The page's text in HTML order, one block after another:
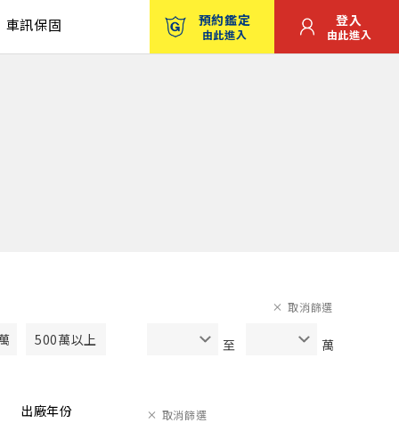
車訊保固 預約鑑定
由此進入
登入
由此進入
500萬以上 至 萬
取消篩選
出廠年份 取消篩選